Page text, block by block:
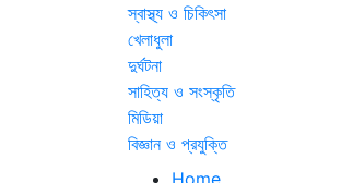
স্বাস্থ্য ও চিকিৎসা
খেলাধুলা
দুর্ঘটনা
সাহিত্য ও সংস্কৃতি
মিডিয়া
বিজ্ঞান ও প্রযুক্তি
Home